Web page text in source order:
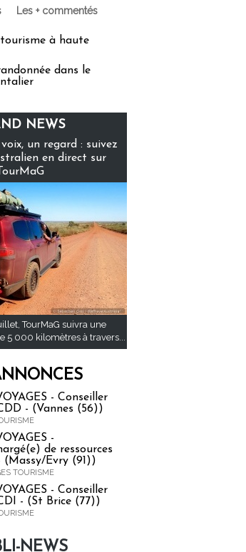
Les + commentés
à haute
dans le
NEWS
un regard : suivez
en direct sur
TourMaG
TourMaG suivra une
5 000 kilomètres à travers...
- Conseiller
- (Vannes (56))
-
de ressources
(Massy/Evry (91))
TOURISME
- Conseiller
- (St Brice (77))
NEWS